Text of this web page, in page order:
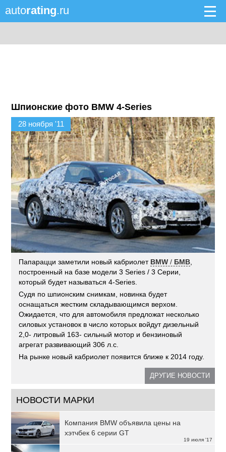
autorating.ru
Шпионские фото BMW 4-Series
28 ноября '11
Папарацци заметили новый кабриолет BMW / БМВ
построенный на базе модели 3 Series / 3 Серии,
который будет называться 4-Series.
Судя по шпионским снимкам, новинка будет
оснащаться жестким складывающимся верхом.
Ожидается, что для автомобиля предложат несколько
силовых установок в число которых войдут дизельный
2,0- литровый 163- сильный мотор и бензиновый
агрегат развивающий 306 л.с.
На рынке новый кабриолет появится ближе к 2014 году.
ДРУГИЕ НОВОСТИ
НОВОСТИ МАРКИ
19 июля '17
Компания BMW объявила цены на
хэтчбек 6 серии GT